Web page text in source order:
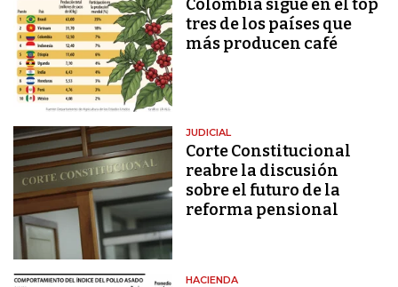
Colombia sigue en el top
tres de los países que
más producen café
JUDICIAL
Corte Constitucional
reabre la discusión
sobre el futuro de la
reforma pensional
HACIENDA